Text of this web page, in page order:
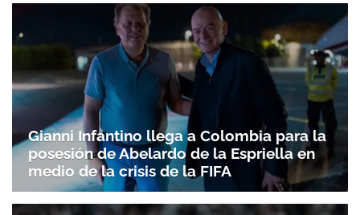
Gianni Infantino llega a Colombia para la
posesión de Abelardo de la Espriella en
medio de la crisis de la FIFA